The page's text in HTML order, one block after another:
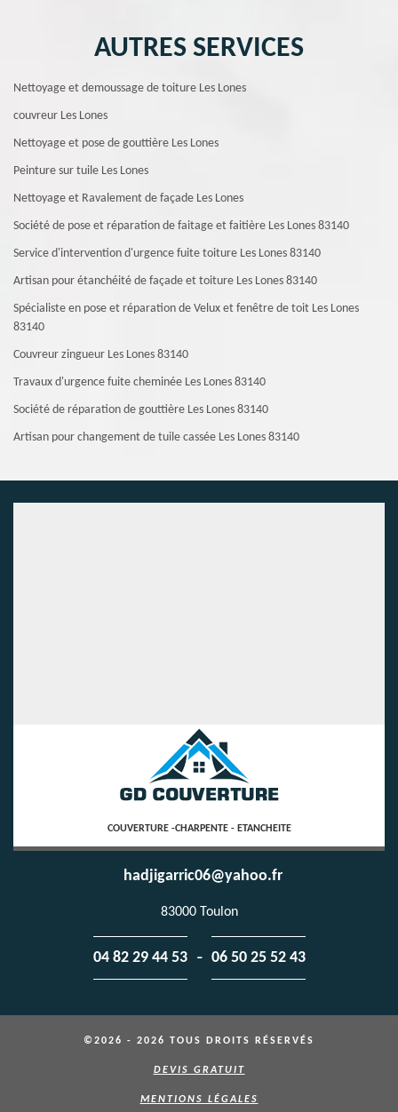
AUTRES SERVICES
Nettoyage et demoussage de toiture Les Lones
couvreur Les Lones
Nettoyage et pose de gouttière Les Lones
Peinture sur tuile Les Lones
Nettoyage et Ravalement de façade Les Lones
Société de pose et réparation de faitage et faitière Les Lones 83140
Service d'intervention d'urgence fuite toiture Les Lones 83140
Artisan pour étanchéité de façade et toiture Les Lones 83140
Spécialiste en pose et réparation de Velux et fenêtre de toit Les Lones
83140
Couvreur zingueur Les Lones 83140
Travaux d'urgence fuite cheminée Les Lones 83140
Société de réparation de gouttière Les Lones 83140
Artisan pour changement de tuile cassée Les Lones 83140
COUVERTURE -CHARPENTE - ETANCHEITE
hadjigarric06@yahoo.fr
83000 Toulon
04 82 29 44 53 - 06 50 25 52 43
©2026 - 2026 TOUS DROITS RÉSERVÉS
DEVIS GRATUIT
MENTIONS LÉGALES